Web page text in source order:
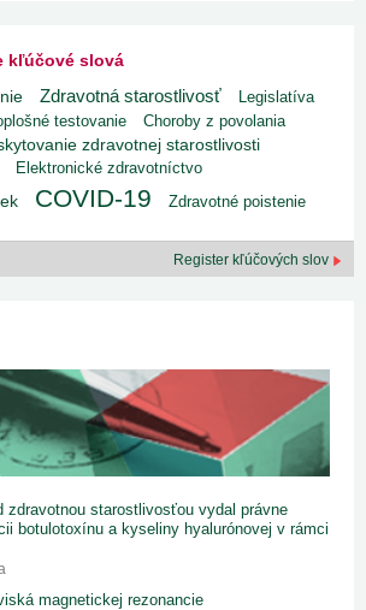
kľúčové slová
Zdravotná starostlivosť
Legislatíva
testovanie
Choroby z povolania
zdravotnej starostlivosti
Elektronické zdravotníctvo
COVID-19 Zdravotné poistenie
Register kľúčových slov
zdravotnou starostlivosťou vydal právne
botulotoxínu a kyseliny hyalurónovej v rámci
magnetickej rezonancie